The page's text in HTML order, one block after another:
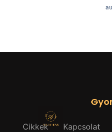
Cikkek Kapcsolat